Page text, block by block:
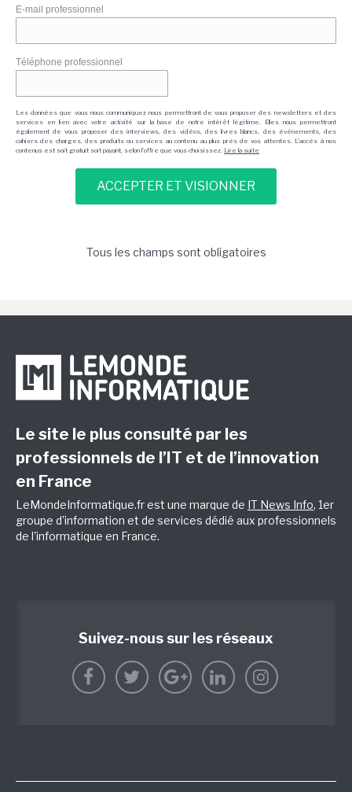
E-mail professionnel
Téléphone professionnel
Les données que vous nous communiquez nous permettront de vous proposer des newsletters et des
services en lien avec votre activité sur la base de notre intérêt légitime. Elles nous permettront
également de vous proposer des interviews, des vidéos, des livres blancs, des événements, des
cahiers des charges, des produits ou services au contenu au plus près de vos attentes. L'accès à nos
contenus est soit gratuit soit payant, selon l'offre que vous choisissez. Lire la suite
Tous les champs sont obligatoires
Le site le plus consulté par les
professionnels de l’IT et de l’innovation
en France
LeMondeInformatique.fr est une marque de IT News Info, 1er
groupe d'information et de services dédié aux professionnels
de l'informatique en France.
Suivez-nous sur les réseaux